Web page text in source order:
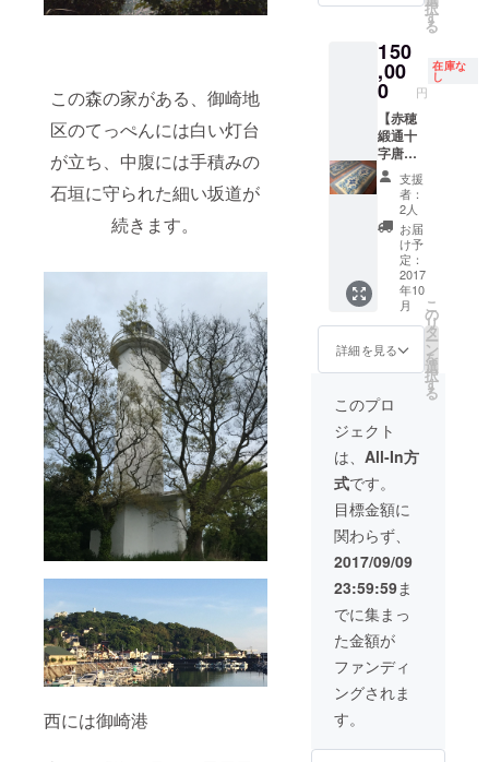
この森の家がある、御崎地
区のてっぺんには白い灯台
が立ち、中腹には手積みの
石垣に守られた細い坂道が
続きます。
西には御崎港
台が丘
探検地
図 ＋ ・
森の庭
入場チ
ケット
回数
券 500
円×２枚
※有効期
限２０
１８年
１２月
３１日
※竹や森
の植物
をどう
ぞお持
ち帰り
い。
works/2
post-
145.php
+ ・森
の家宿
泊券 ※
素泊ま
り：3人
まで泊
まれま
す。 ※
宿泊概
要は別
途支援
者にお
知らせ
しま
す。 ＋
・お礼
のポス
ドと灯
台が丘
探検地
図 ＋ ・
森の庭
入場チ
ケット
回数
券 500
円×２枚
※有効期
限２０
１８年
１２月
３１日
※竹や森
の植物
をどう
くださ
択
す
る
150
,00
0 円
在庫な
し
【赤穂
緞通十
字唐
草】 ・
赤穂緞
通十字
唐草１
枚（畳
一畳
分） 詳
しくは
→
http://a
kodant
su.com/
works/2
017/08/
post-
146.php
+ ・森
の家宿
泊券 ※
素泊ま
り：3人
まで泊
まれま
す。 ※
宿泊概
要は別
途支援
者にお
知らせ
しま
す。 ＋
トカー
支援
者：
2人
お届
け予
定：
2017
年10
月
詳細を見る
こ
の
リ
タ
ー
ン
を
選
択
す
る
このプロ
ジェクト
は、 All-In方
式です。
目標金額に
関わらず、
2017/09/09
23:59:59ま
でに集まっ
た金額が
ファンディ
ングされま
す。